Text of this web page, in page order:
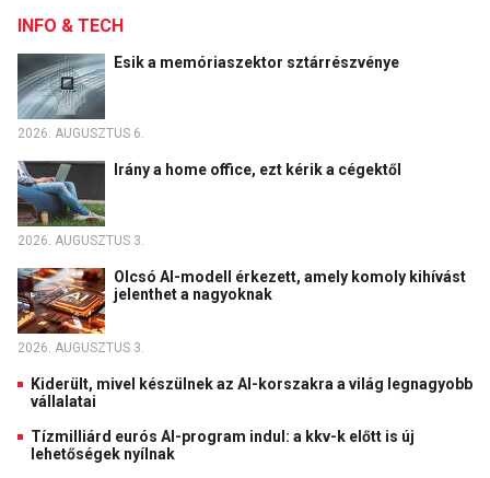
INFO & TECH
Esik a memóriaszektor sztárrészvénye
2026. AUGUSZTUS 6.
Irány a home office, ezt kérik a cégektől
2026. AUGUSZTUS 3.
Olcsó AI-modell érkezett, amely komoly kihívást
jelenthet a nagyoknak
2026. AUGUSZTUS 3.
Kiderült, mivel készülnek az AI-korszakra a világ legnagyobb
vállalatai
Tízmilliárd eurós AI-program indul: a kkv-k előtt is új
lehetőségek nyílnak